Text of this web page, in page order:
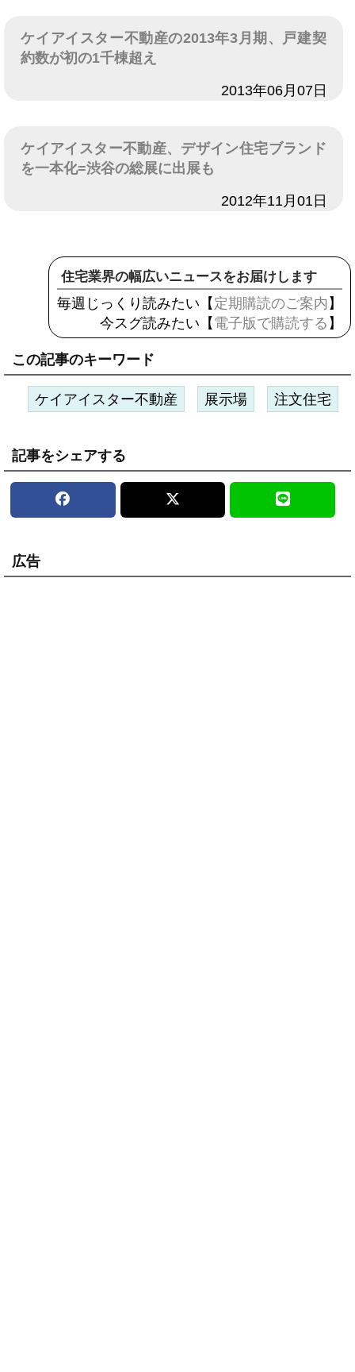
ケイアイスター不動産の2013年3月期、戸建契
約数が初の1千棟超え
2013年06月07日
ケイアイスター不動産、デザイン住宅ブランド
を一本化=渋谷の総展に出展も
2012年11月01日
住宅業界の幅広いニュースをお届けします
毎週じっくり読みたい【 定期購読のご案内 】
今スグ読みたい【 電子版で購読する 】
この記事のキーワード
ケイアイスター不動産 展示場 注文住宅
記事をシェアする
広告